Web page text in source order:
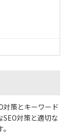
対策とキーワード
対策と適切な